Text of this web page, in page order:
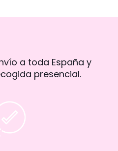
a toda España y
presencial.